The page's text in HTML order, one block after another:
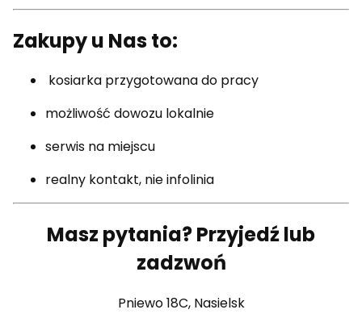
Zakupy u Nas to:
kosiarka przygotowana do pracy
możliwość dowozu lokalnie
serwis na miejscu
realny kontakt, nie infolinia
Masz pytania? Przyjedź lub
zadzwoń
Pniewo 18C, Nasielsk